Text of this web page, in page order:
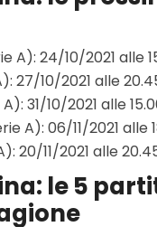
A): 24/10/2021 alle
27/10/2021 alle
31/10/2021 alle
A): 06/11/2021 alle
20/11/2021 alle
le 5